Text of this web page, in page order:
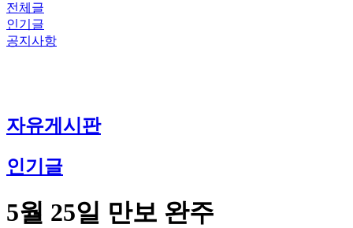
전체글
인기글
공지사항
자유게시판
인기글
5월 25일 만보 완주